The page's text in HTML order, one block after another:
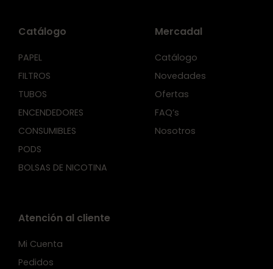
Catálogo
PAPEL
FILTROS
TUBOS
ENCENDEDORES
CONSUMIBLES
PODS
BOLSAS DE NICOTINA
Mercadal
Catálogo
Novedades
Ofertas
FAQ’s
Nosotros
Atención al cliente
Mi Cuenta
Pedidos